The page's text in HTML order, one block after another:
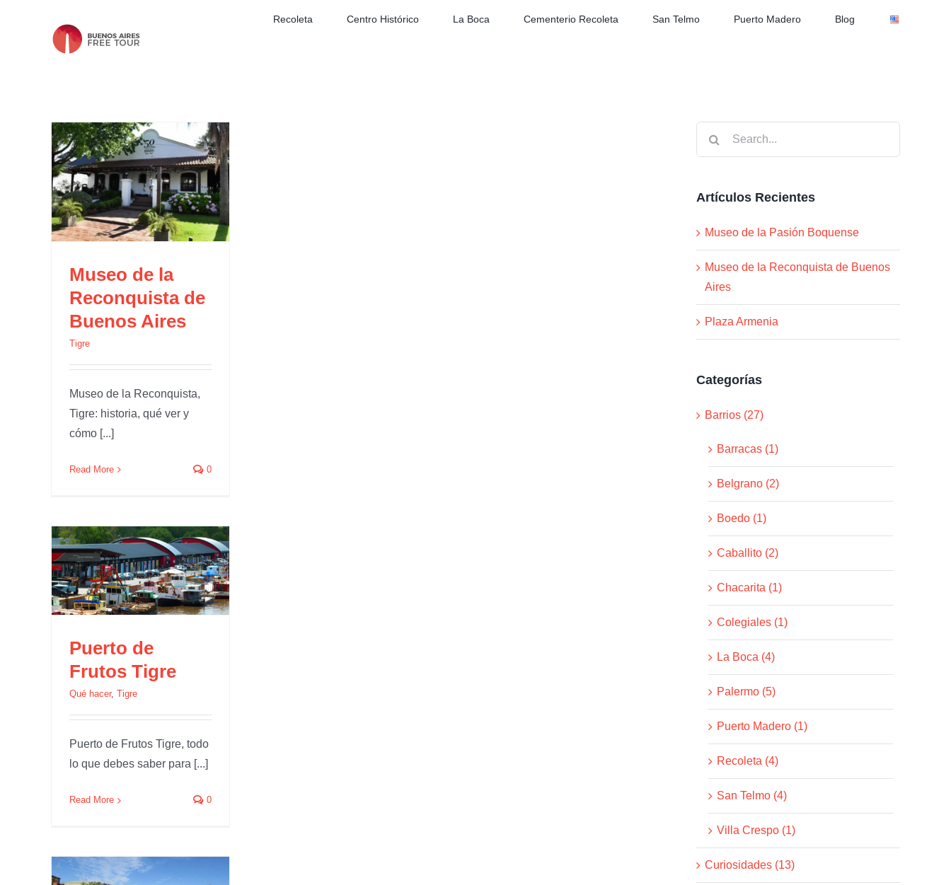
Recoleta Centro Histórico La Boca Cementerio Recoleta San Telmo Puerto Madero Blog
Museo de la
Reconquista de
Buenos Aires
Tigre
Museo de la Reconquista,
Tigre: historia, qué ver y
cómo [...]
Read More 0
Puerto de
Frutos Tigre
Qué hacer, Tigre
Puerto de Frutos Tigre, todo
lo que debes saber para [...]
Read More 0
Artículos Recientes
Museo de la Pasión Boquense
Museo de la Reconquista de Buenos
Aires
Plaza Armenia
Categorías
Barrios (27)
Barracas (1)
Belgrano (2)
Boedo (1)
Caballito (2)
Chacarita (1)
Colegiales (1)
La Boca (4)
Palermo (5)
Puerto Madero (1)
Recoleta (4)
San Telmo (4)
Villa Crespo (1)
Curiosidades (13)